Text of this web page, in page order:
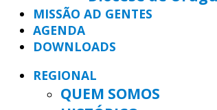
MISSÃO AD GENTES
AGENDA
DOWNLOADS
REGIONAL
QUEM SOMOS